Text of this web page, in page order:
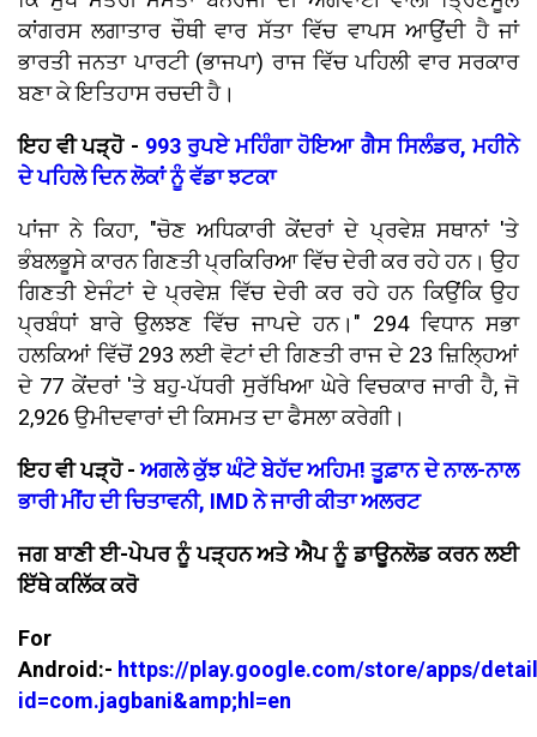
ਕਾਂਗਰਸ ਲਗਾਤਾਰ ਚੌਥੀ ਵਾਰ ਸੱਤਾ ਵਿੱਚ ਵਾਪਸ ਆਉਂਦੀ ਹੈ ਜਾਂ
ਭਾਰਤੀ ਜਨਤਾ ਪਾਰਟੀ (ਭਾਜਪਾ) ਰਾਜ ਵਿੱਚ ਪਹਿਲੀ ਵਾਰ ਸਰਕਾਰ
ਬਣਾ ਕੇ ਇਤਿਹਾਸ ਰਚਦੀ ਹੈ।
ਇਹ ਵੀ ਪੜ੍ਹੋ - 993 ਰੁਪਏ ਮਹਿੰਗਾ ਹੋਇਆ ਗੈਸ ਸਿਲੰਡਰ, ਮਹੀਨੇ
ਦੇ ਪਹਿਲੇ ਦਿਨ ਲੋਕਾਂ ਨੂੰ ਵੱਡਾ ਝਟਕਾ
ਪਾਂਜਾ ਨੇ ਕਿਹਾ, "ਚੋਣ ਅਧਿਕਾਰੀ ਕੇਂਦਰਾਂ ਦੇ ਪ੍ਰਵੇਸ਼ ਸਥਾਨਾਂ 'ਤੇ
ਭੰਬਲਭੂਸੇ ਕਾਰਨ ਗਿਣਤੀ ਪ੍ਰਕਿਰਿਆ ਵਿੱਚ ਦੇਰੀ ਕਰ ਰਹੇ ਹਨ। ਉਹ
ਗਿਣਤੀ ਏਜੰਟਾਂ ਦੇ ਪ੍ਰਵੇਸ਼ ਵਿੱਚ ਦੇਰੀ ਕਰ ਰਹੇ ਹਨ ਕਿਉਂਕਿ ਉਹ
ਪ੍ਰਬੰਧਾਂ ਬਾਰੇ ਉਲਝਣ ਵਿੱਚ ਜਾਪਦੇ ਹਨ।" 294 ਵਿਧਾਨ ਸਭਾ
ਹਲਕਿਆਂ ਵਿੱਚੋਂ 293 ਲਈ ਵੋਟਾਂ ਦੀ ਗਿਣਤੀ ਰਾਜ ਦੇ 23 ਜ਼ਿਲ੍ਹਿਆਂ
ਦੇ 77 ਕੇਂਦਰਾਂ 'ਤੇ ਬਹੁ-ਪੱਧਰੀ ਸੁਰੱਖਿਆ ਘੇਰੇ ਵਿਚਕਾਰ ਜਾਰੀ ਹੈ, ਜੋ
2,926 ਉਮੀਦਵਾਰਾਂ ਦੀ ਕਿਸਮਤ ਦਾ ਫੈਸਲਾ ਕਰੇਗੀ।
ਇਹ ਵੀ ਪੜ੍ਹੋ -ਅਗਲੇ ਕੁੱਝ ਘੰਟੇ ਬੇਹੱਦ ਅਹਿਮ! ਤੂਫ਼ਾਨ ਦੇ ਨਾਲ-ਨਾਲ
ਭਾਰੀ ਮੀਂਹ ਦੀ ਚਿਤਾਵਨੀ, IMD ਨੇ ਜਾਰੀ ਕੀਤਾ ਅਲਰਟ
ਜਗ ਬਾਣੀ ਈ-ਪੇਪਰ ਨੂੰ ਪੜ੍ਹਨ ਅਤੇ ਐਪ ਨੂੰ ਡਾਊਨਲੋਡ ਕਰਨ ਲਈ
ਇੱਥੇ ਕਲਿੱਕ ਕਰੋ
For
Android:- https://play.google.com/store/apps/
id=com.jagbani&amp;hl=en